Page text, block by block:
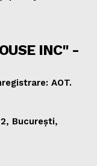
INC" -
AOT.
București,